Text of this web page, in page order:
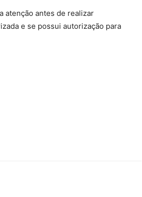
atenção antes de realizar
e se possui autorização para